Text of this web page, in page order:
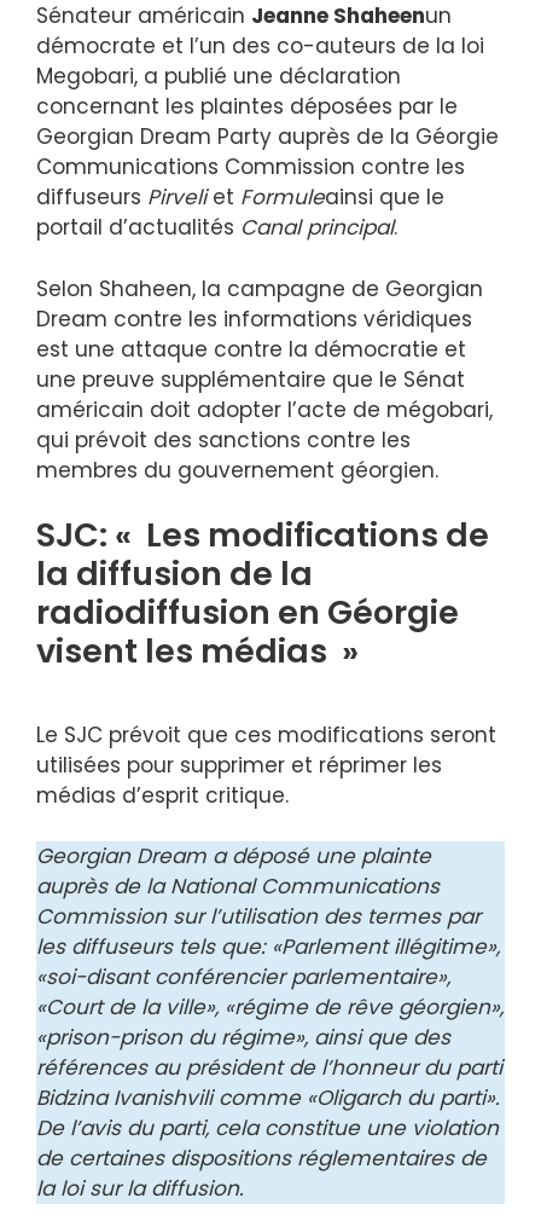
Sénateur américain Jeanne Shaheenun
démocrate et l’un des co-auteurs de la loi
Megobari, a publié une déclaration
concernant les plaintes déposées par le
Georgian Dream Party auprès de la Géorgie
Communications Commission contre les
diffuseurs Pirveliet Formuleainsi que le
portail d’actualités Canal principal.
Selon Shaheen, la campagne de Georgian
Dream contre les informations véridiques
est une attaque contre la démocratie et
une preuve supplémentaire que le Sénat
américain doit adopter l’acte de mégobari,
qui prévoit des sanctions contre les
membres du gouvernement géorgien.
SJC: « Les modifications de
la diffusion de la
radiodiffusion en Géorgie
visent les médias »
Le SJC prévoit que ces modifications seront
utilisées pour supprimer et réprimer les
médias d’esprit critique.
Georgian Dream a déposé une plainte
auprès de la National Communications
Commission sur l’utilisation des termes par
les diffuseurs tels que: «Parlement illégitime»,
«soi-disant conférencier parlementaire»,
«Court de la ville», «régime de rêve géorgien»,
«prison-prison du régime», ainsi que des
références au président de l’honneur du parti
Bidzina Ivanishvili comme «Oligarch du parti».
De l’avis du parti, cela constitue une violation
de certaines dispositions réglementaires de
la loi sur la diffusion.